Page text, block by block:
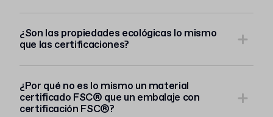
¿Son las propiedades ecológicas lo mismo
que las certificaciones?
¿Por qué no es lo mismo un material
certificado FSC® que un embalaje con
certificación FSC®?